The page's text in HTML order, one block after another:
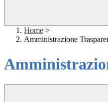
Home >
Amministrazione